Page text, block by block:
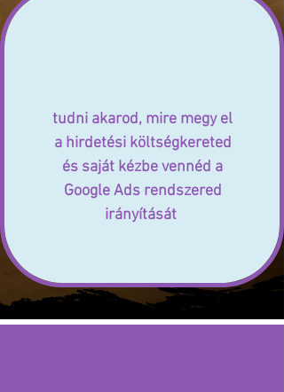
tudni akarod, mire megy el
a hirdetési költségkereted
és saját kézbe vennéd a
Google Ads rendszered
irányítását